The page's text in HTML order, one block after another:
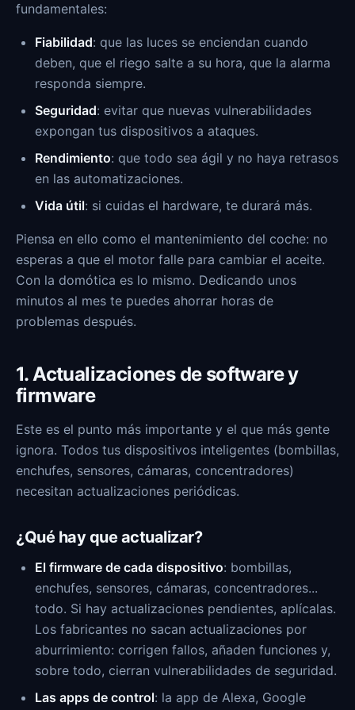
fundamentales:
Fiabilidad: que las luces se enciendan cuando
deben, que el riego salte a su hora, que la alarma
responda siempre.
Seguridad: evitar que nuevas vulnerabilidades
expongan tus dispositivos a ataques.
Rendimiento: que todo sea ágil y no haya retrasos
en las automatizaciones.
Vida útil: si cuidas el hardware, te durará más.
Piensa en ello como el mantenimiento del coche: no
esperas a que el motor falle para cambiar el aceite.
Con la domótica es lo mismo. Dedicando unos
minutos al mes te puedes ahorrar horas de
problemas después.
1. Actualizaciones de software y
firmware
Este es el punto más importante y el que más gente
ignora. Todos tus dispositivos inteligentes (bombillas,
enchufes, sensores, cámaras, concentradores)
necesitan actualizaciones periódicas.
¿Qué hay que actualizar?
El firmware de cada dispositivo: bombillas,
enchufes, sensores, cámaras, concentradores...
todo. Si hay actualizaciones pendientes, aplícalas.
Los fabricantes no sacan actualizaciones por
aburrimiento: corrigen fallos, añaden funciones y,
sobre todo, cierran vulnerabilidades de seguridad.
Las apps de control: la app de Alexa, Google